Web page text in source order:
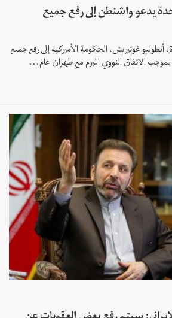
يدعو واشنطن إلى رفع جميع
أنطونيو غوتيريش، الحكومة الأميركية إلى رفع جميع
بموجب الاتفاق النووي المبرم مع طهران عام...